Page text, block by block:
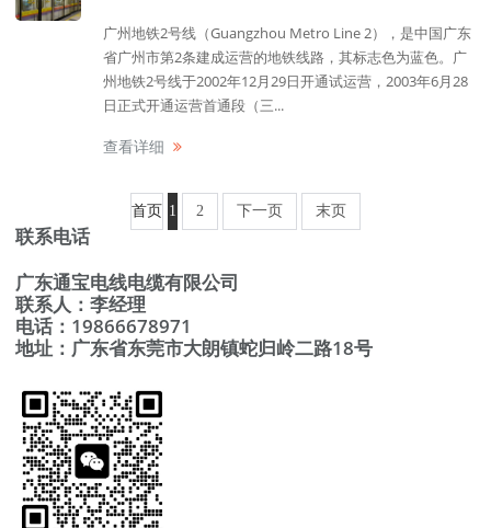
广州地铁2号线（Guangzhou Metro Line 2），是中国广东
省广州市第2条建成运营的地铁线路，其标志色为蓝色。广
州地铁2号线于2002年12月29日开通试运营，2003年6月28
日正式开通运营首通段（三...
查看详细
首页 1 2 下一页 末页
联系电话
广东通宝电线电缆有限公司
联系人：李经理
电话：19866678971
地址：广东省东莞市大朗镇蛇归岭二路18号